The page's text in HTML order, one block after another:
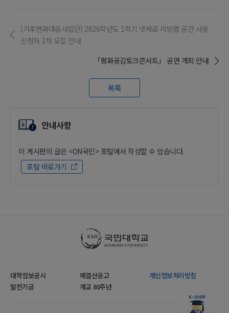
[기후변화대응사업단] 2026학년도 1학기 넷제로 리빙랩 공간 사용
신청자 2차 모집 안내
「평화공감토크콘서트」 공연 개최 안내
목록
안내사항
이 게시판의 글은 <ON국민> 포털에서 작성할 수 있습니다.
포털 바로가기
국민대학교
대학정보공시 예결산공고
개인정보처리방침
발전기금
개교 80주년